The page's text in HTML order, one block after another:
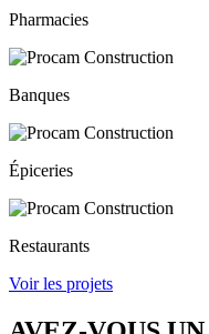
Pharmacies
Banques
Épiceries
Restaurants
Voir les projets